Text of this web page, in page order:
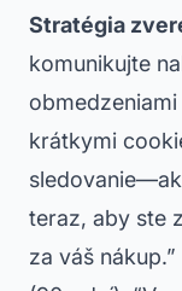
Stratégia
komunikujte
krátkymi
teraz, aby ste
za váš